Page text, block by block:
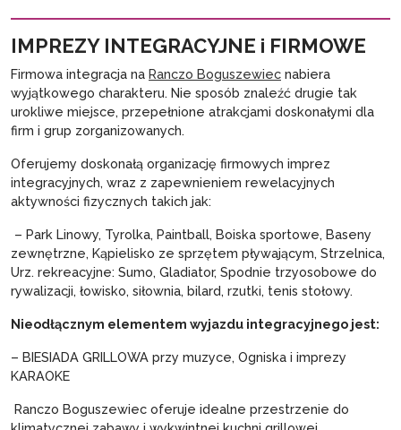
IMPREZY INTEGRACYJNE i FIRMOWE
Firmowa integracja na Ranczo Boguszewiec nabiera
wyjątkowego charakteru. Nie sposób znaleźć drugie tak
urokliwe miejsce, przepełnione atrakcjami doskonałymi dla
firm i grup zorganizowanych.
Oferujemy doskonałą organizację firmowych imprez
integracyjnych, wraz z zapewnieniem rewelacyjnych
aktywności fizycznych takich jak:
– Park Linowy, Tyrolka, Paintball, Boiska sportowe, Baseny
zewnętrzne, Kąpielisko ze sprzętem pływającym, Strzelnica,
Urz. rekreacyjne: Sumo, Gladiator, Spodnie trzyosobowe do
rywalizacji, łowisko, siłownia, bilard, rzutki, tenis stołowy.
Nieodłącznym elementem wyjazdu integracyjnego jest:
– BIESIADA GRILLOWA przy muzyce, Ogniska i imprezy
KARAOKE
Ranczo Boguszewiec oferuje idealne przestrzenie do